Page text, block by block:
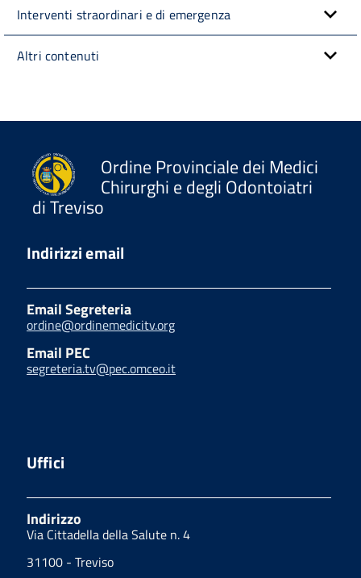
Interventi straordinari e di emergenza
Altri contenuti
Ordine Provinciale dei Medici
Chirurghi e degli Odontoiatri
di Treviso
Indirizzi email
Email Segreteria
ordine@ordinemedicitv.org
Email PEC
segreteria.tv@pec.omceo.it
Uffici
Indirizzo
Via Cittadella della Salute n. 4
31100 - Treviso